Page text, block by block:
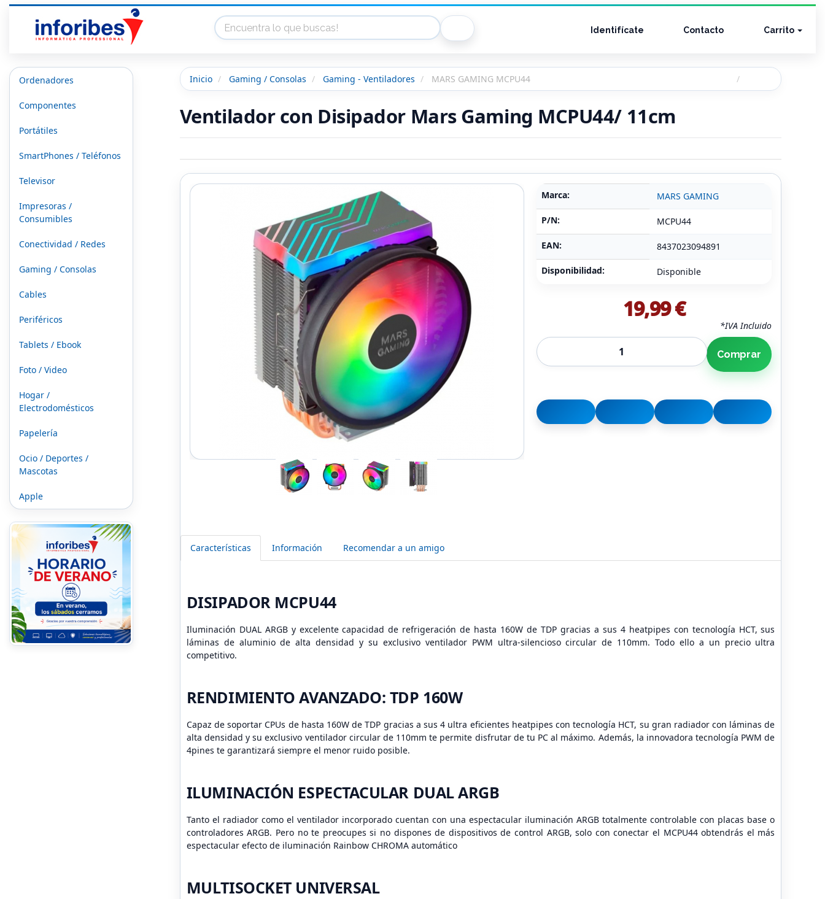
Identifícate Contacto Carrito
Ordenadores
Componentes
Portátiles
SmartPhones / Teléfonos
Televisor
Impresoras /
Consumibles
Conectividad / Redes
Gaming / Consolas
Cables
Periféricos
Tablets / Ebook
Foto / Video
Hogar /
Electrodomésticos
Papelería
Ocio / Deportes /
Mascotas
Apple
Inicio Gaming / Consolas Gaming - Ventiladores MARS GAMING MCPU44
Ventilador con Disipador Mars Gaming MCPU44/ 11cm
Marca: MARS GAMING
P/N: MCPU44
EAN: 8437023094891
Disponibilidad: Disponible
19,99 €
*IVA Incluido
Comprar
Características Información Recomendar a un amigo
DISIPADOR MCPU44
Iluminación DUAL ARGB y excelente capacidad de refrigeración de hasta 160W de TDP gracias a sus 4 heatpipes con tecnología HCT, sus
láminas de aluminio de alta densidad y su exclusivo ventilador PWM ultra-silencioso circular de 110mm. Todo ello a un precio ultra
competitivo.
RENDIMIENTO AVANZADO: TDP 160W
Capaz de soportar CPUs de hasta 160W de TDP gracias a sus 4 ultra eficientes heatpipes con tecnología HCT, su gran radiador con láminas de
alta densidad y su exclusivo ventilador circular de 110mm te permite disfrutar de tu PC al máximo. Además, la innovadora tecnología PWM de
4pines te garantizará siempre el menor ruido posible.
ILUMINACIÓN ESPECTACULAR DUAL ARGB
Tanto el radiador como el ventilador incorporado cuentan con una espectacular iluminación ARGB totalmente controlable con placas base o
controladores ARGB. Pero no te preocupes si no dispones de dispositivos de control ARGB, solo con conectar el MCPU44 obtendrás el más
espectacular efecto de iluminación Rainbow CHROMA automático
MULTISOCKET UNIVERSAL